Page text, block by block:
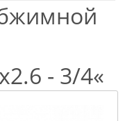
- 3/4«